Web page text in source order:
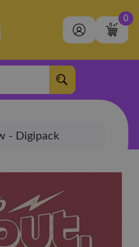
0
- Digipack